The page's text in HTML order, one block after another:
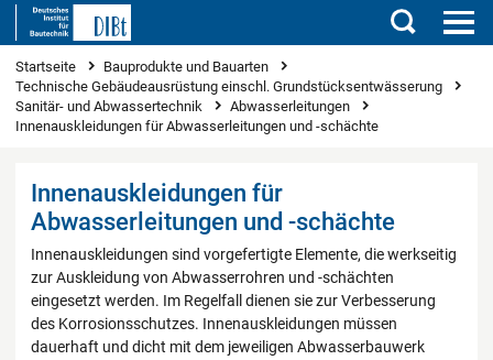
Suchen
Sie sind hier
Startseite
Bauprodukte und Bauarten
Technische Gebäudeausrüstung einschl. Grundstücksentwässerung
Sanitär- und Abwassertechnik
Abwasserleitungen
Innenauskleidungen für Abwasserleitungen und -schächte
Innenauskleidungen für
Abwasserleitungen und -schächte
Innenauskleidungen sind vorgefertigte Elemente, die werkseitig
zur Auskleidung von Abwasserrohren und -schächten
eingesetzt werden. Im Regelfall dienen sie zur Verbesserung
des Korrosionsschutzes. Innenauskleidungen müssen
dauerhaft und dicht mit dem jeweiligen Abwasserbauwerk